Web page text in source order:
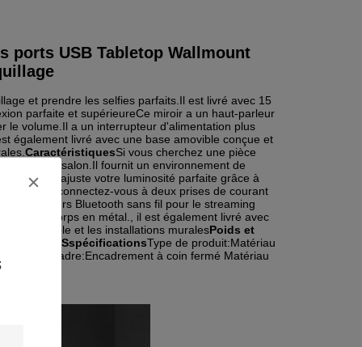
ports USB Tabletop Wallmount
et prendre les selfies parfaits.Il est livré avec 15
parfaite et supérieureCe miroir a un haut-parleur
le volume.Il a un interrupteur d'alimentation plus
également livré avec une base amovible conçue et
CaractéristiquesSi vous cherchez une pièce
votre salon.Il fournit un environnement de
LED et ajuste votre luminosité parfaite grâce à
beauté connectez-vous à deux prises de courant
parleurs Bluetooth sans fil pour le streaming
d'un corps en métal., il est également livré avec
deux table et les installations muralesPoids et
SspécificationsType de produit:Matériau
du cadre:Encadrement à coin fermé Matériau